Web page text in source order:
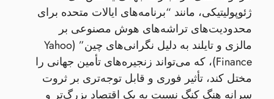
ژئوپولیتیکی، مانند “برنامه‌های ایالات متحده برای
محدودیت‌های تراشه‌های هوش مصنوعی بر
مالزی و تایلند به دلیل نگرانی‌های چین” (Yahoo
Finance)، که می‌تواند زنجیره‌های تأمین جهانی را
مختل کند، تأثیر فوری و قابل توجه‌تری بر ثروت
سرانه هنگ کنگ نسبت به یک اقتصاد بزرگ‌تر و